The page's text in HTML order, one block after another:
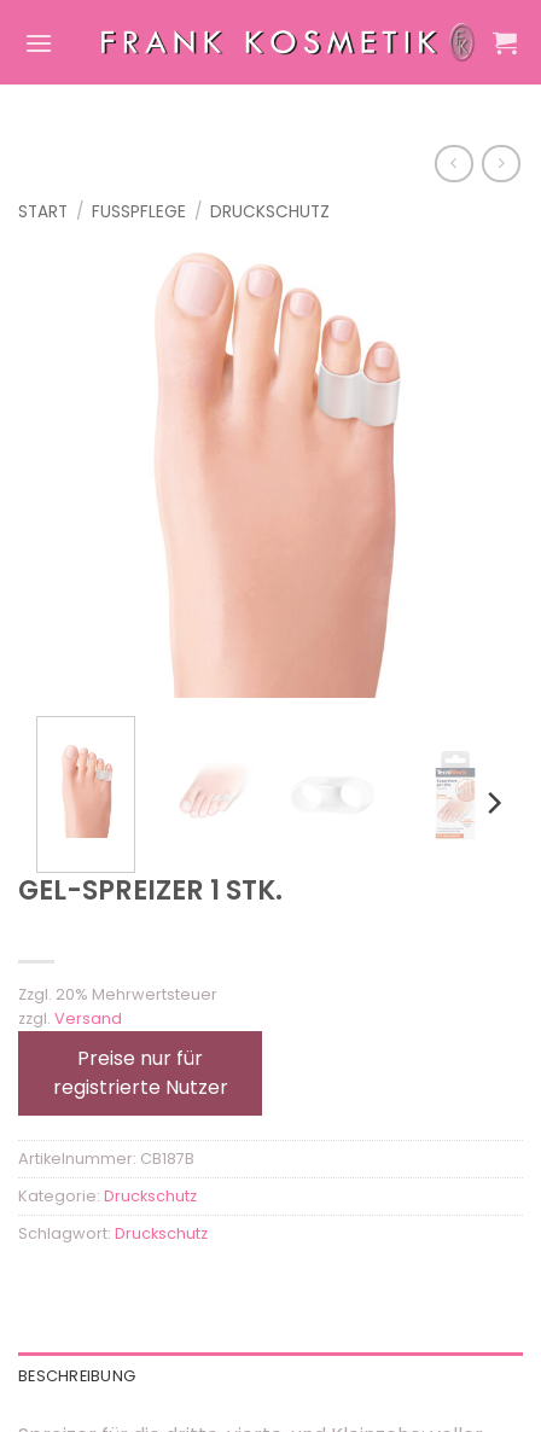
Inhalt
START / FUSSPFLEGE / DRUCKSCHUTZ
GEL-SPREIZER 1 STK.
Zzgl. 20% Mehrwertsteuer
zzgl. Versand
Preise nur für
registrierte Nutzer
Artikelnummer: CB187B
Kategorie: Druckschutz
Schlagwort: Druckschutz
BESCHREIBUNG